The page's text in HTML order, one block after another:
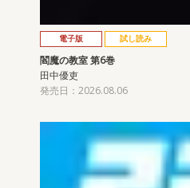
電子版 試し読み
閻魔の教室 第6巻
田中優吏
発売日：2026.08.06